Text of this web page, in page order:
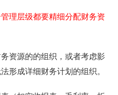
理层级都要精细分配财务资
资源的的组织，或者考虑影
形成详细财务计划的组织。